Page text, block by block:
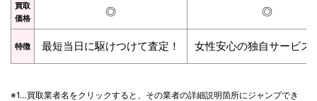
買取
価格
◎ ◎
特徴 最短当日に駆けつけて査定！ 女性安心の独自サービス
※1…買取業者名をクリックすると、その業者の詳細説明箇所にジャンプでき